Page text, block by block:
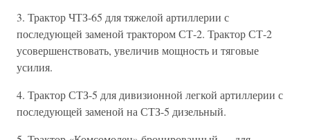
3. Трактор ЧТЗ-65 для тяжелой артиллерии с
последующей заменой трактором СТ-2. Трактор СТ-2
усовершенствовать, увеличив мощность и тяговые
усилия.
4. Трактор СТЗ-5 для дивизионной легкой артиллерии с
последующей заменой на СТЗ-5 дизельный.